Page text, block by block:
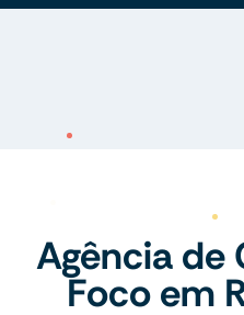
Agência de
Foco em